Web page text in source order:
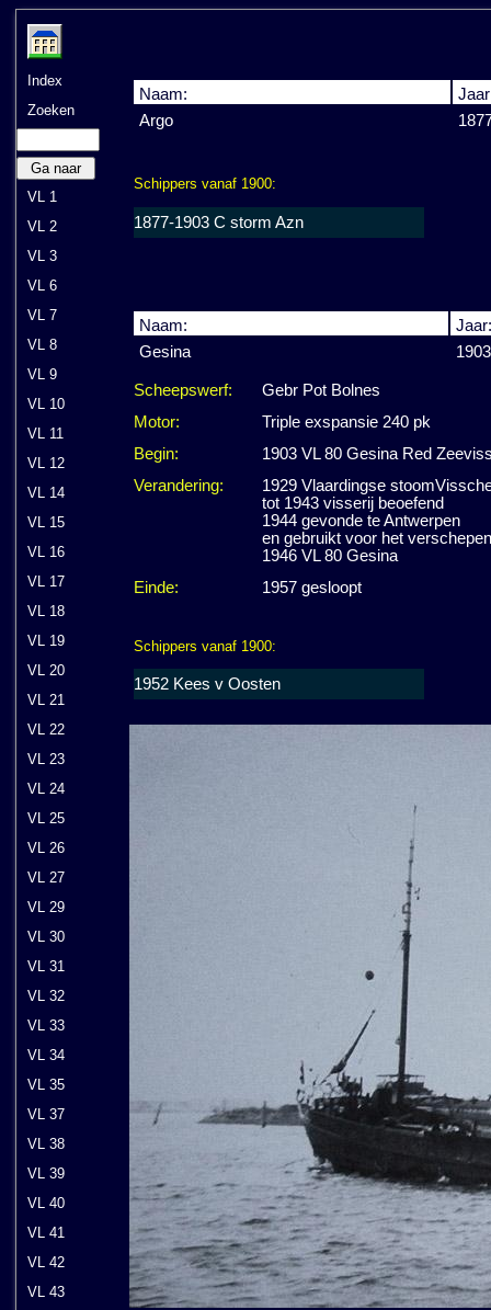
Index
Zoeken
Ga naar
VL 1
VL 2
VL 3
VL 6
VL 7
VL 8
VL 9
VL 10
VL 11
VL 12
VL 14
VL 15
VL 16
VL 17
VL 18
VL 19
VL 20
VL 21
VL 22
VL 23
VL 24
VL 25
VL 26
VL 27
VL 29
VL 30
VL 31
VL 32
VL 33
VL 34
VL 35
VL 37
VL 38
VL 39
VL 40
VL 41
VL 42
VL 43
Naam:
Argo
Schippers vanaf 1900:
1877-1903 C storm Azn
Naam:
Jaar:
Gesina
1903
Scheepswerf:
Gebr Pot Bolnes
Motor:
Triple exspansie 240 pk
Begin:
1903 VL 80 Gesina Red
Verandering:
1929 Vlaardingse
tot 1943 visserij beoefend
1944 gevonde te Antwerpen
en gebruikt voor het
1946 VL 80 Gesina
Einde:
1957 gesloopt
Schippers vanaf 1900:
1952 Kees v Oosten